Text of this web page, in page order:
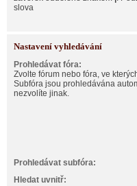
slova
Nastavení vyhledávání
Prohledávat fóra:
Zvolte fórum nebo fóra, ve
Subfóra jsou prohledávána
nezvolíte jinak.
Prohledávat subfóra:
Hledat uvnitř: